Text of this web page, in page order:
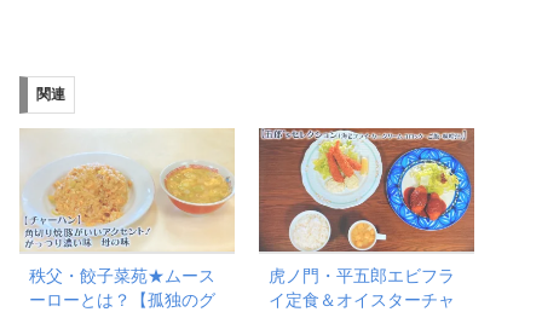
関連
秩父・餃子菜苑★ムース
ーローとは？【孤独のグ
虎ノ門・平五郎エビフラ
イ定食＆オイスターチャ